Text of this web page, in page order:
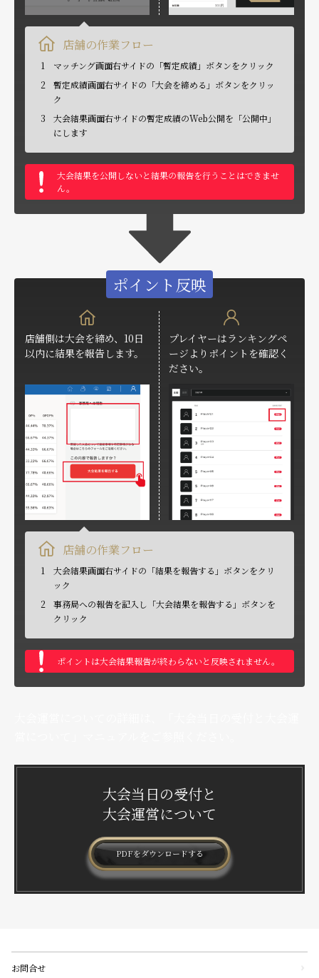
店舗の作業フロー
1
マッチング画面右サイドの「暫定成績」ボタンをクリック
2
暫定成績画面右サイドの「大会を締める」ボタンをクリッ
ク
3
大会結果画面右サイドの暫定成績のWeb公開を「公開中」
にします
大会結果を公開しないと結果の報告を行うことはできませ
ん。
ポイント反映
店舗側は大会を締め、10日
以内に結果を報告します。
プレイヤーはランキングペ
ージよりポイントを確認く
ださい。
店舗の作業フロー
1
大会結果画面右サイドの「結果を報告する」ボタンをクリ
ック
2
事務局への報告を記入し「大会結果を報告する」ボタンを
クリック
ポイントは大会結果報告が終わらないと反映されません。
大会当日の受付と
大会運営について
PDFをダウンロードする
お問合せ